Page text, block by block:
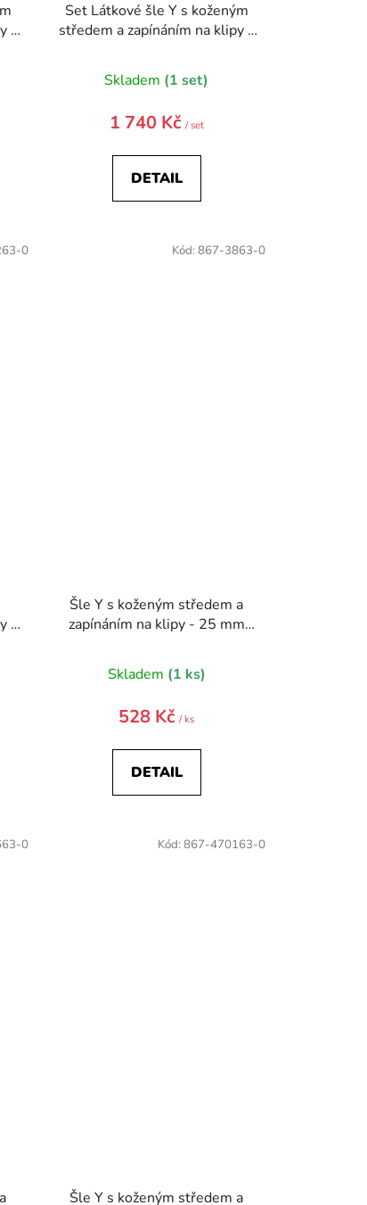
-
Set Látkové šle Y s koženým
středem a zapínáním na klipy -
881-986069-0
Skladem (1 set)
1 740 Kč / set
DETAIL
-
0
Šle Y s koženým středem a
zapínáním na klipy - 25 mm
Skladem (1 ks)
528 Kč/ ks
DETAIL
Kód: 867-3863-0
0
Šle Y s koženým středem a
Kód: 867-470163-0